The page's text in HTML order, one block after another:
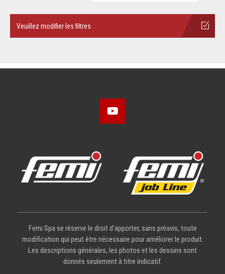
Veuillez modifier les filtres
Femi Spa se réserve le droit d'apporter, sans préavis, toute
modification qui peut être nécessaire pour améliorer le produit.
Les descriptions générales, les photos et les dessins sont
donnés seulement à titre indicatif.